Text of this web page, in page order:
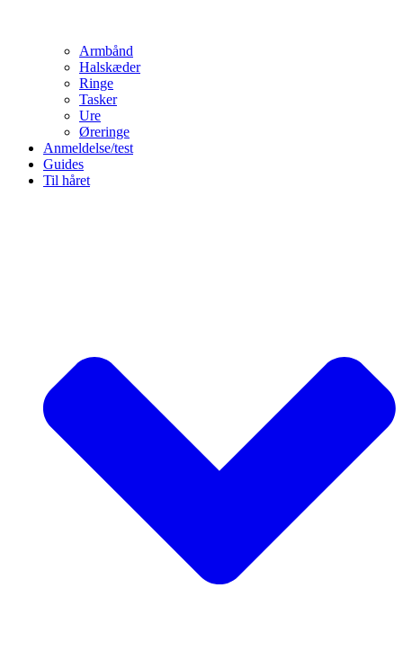
Armbånd
Halskæder
Ringe
Tasker
Ure
Øreringe
Anmeldelse/test
Guides
Til håret